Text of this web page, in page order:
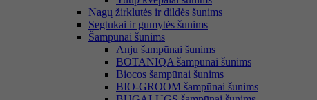
Nagų žirklutės ir dildės šunims
Segtukai ir gumytės šunims
Šampūnai šunims
Anju šampūnai šunims
BOTANIQA šampūnai šunims
Biocos šampūnai šunims
BIO-GROOM šampūnai šunims